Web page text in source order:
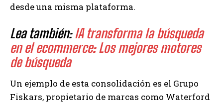
desde una misma plataforma.
Lea también:IA transforma la búsqueda
en el ecommerce: Los mejores motores
de búsqueda
Un ejemplo de esta consolidación es el Grupo
Fiskars, propietario de marcas como Waterford